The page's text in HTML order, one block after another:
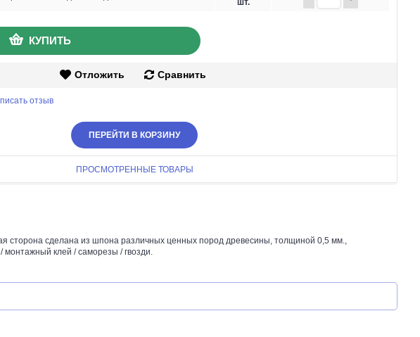
КУПИТЬ
Отложить Сравнить
отзыв
ПЕРЕЙТИ В КОРЗИНУ
ПРОСМОТРЕННЫЕ ТОВАРЫ
сторона сделана из шпона различных ценных пород древесины, толщиной 0,5 мм.,
монтажный клей / саморезы / гвозди.